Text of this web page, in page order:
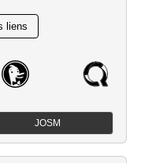
JOSM